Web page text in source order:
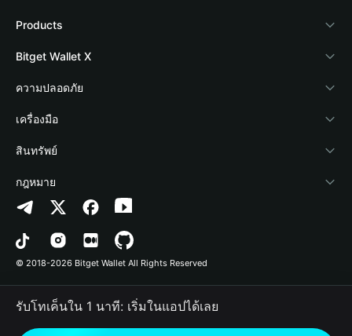
เกี่ยวกับ Bitget Wallet
Blog
Academy
ข่าวสารด้านคริปโต
ศูนย์ช่วยเหลือ
ติดต่อเรา
ทรัพยากรข้อมูลของแบรนด์
อาชีพ
Products
Crypto Card
Stablecoin Earn
Payfi Crypto
Crypto Swap API
Altcoin Season Index
Prediction Markets
DApp
RWA
Bitget Wallet X
นักพัฒนา
เชื่อมต่อ Wallet
Bitget Wallet Pay
ลิสต์โปรเจกต์
ความปลอดภัย
Protection Fund
เทคโนโลยีความปลอดภัย
เครื่องมือ
ซื้อคริปโต
การตรวจจับการอนุญาต
การตรวจจับสัญญา
การโอนเป็นชุด
สินทรัพย์
Arbitrum
Avalanche
Bitcoin
Polygon
กฎหมาย
นโยบายความเป็นส่วนตัว
ข้อตกลงในการใช้บริการ
© 2018-2026 Bitget Wallet All Rights Reserved
รับโทเค็นใน 1 นาที: เริ่มในแอปได้เลย